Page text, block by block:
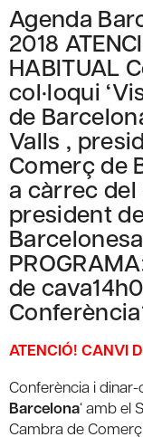
Agenda
2018
HABITUAL
col·loqui
de
Valls ,
Comerç de
a càrrec del
president
de
ATENCIÓ! CANVI
Conferència i dinar-
Barcelona‘ amb el
Cambra de